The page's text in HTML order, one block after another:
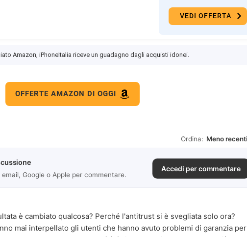
VEDI OFFERTA
Amazon, iPhoneItalia riceve un guadagno dagli acquisti idonei.
OFFERTE AMAZON DI OGGI
Ordina:
Google o Apple per commentare.
Accedi per commentare
è cambiato qualcosa? Perché l'antitrust si è svegliata solo ora?
mai interpellato gli utenti che hanno avuto problemi di garanzia per